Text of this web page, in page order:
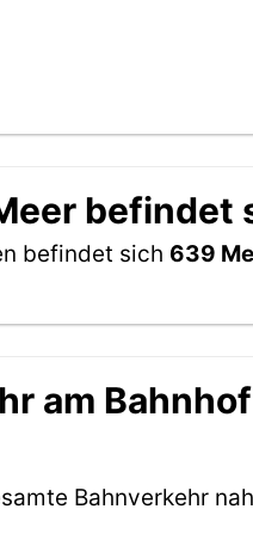
befindet sich 639
am
Bahnverkehr